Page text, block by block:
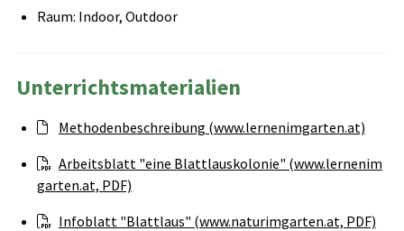
Raum: Indoor, Outdoor
Unterrichtsmaterialien
Methodenbeschreibung (www.lernenimgarten.at)
Arbeitsblatt "eine Blattlauskolonie" (www.lernenim
garten.at, PDF)
Infoblatt "Blattlaus" (www.naturimgarten.at, PDF)